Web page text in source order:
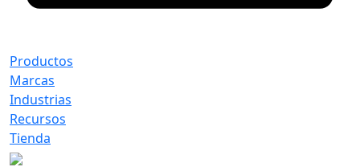
Productos
Marcas
Industrias
Recursos
Tienda